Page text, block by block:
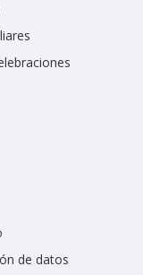
de datos